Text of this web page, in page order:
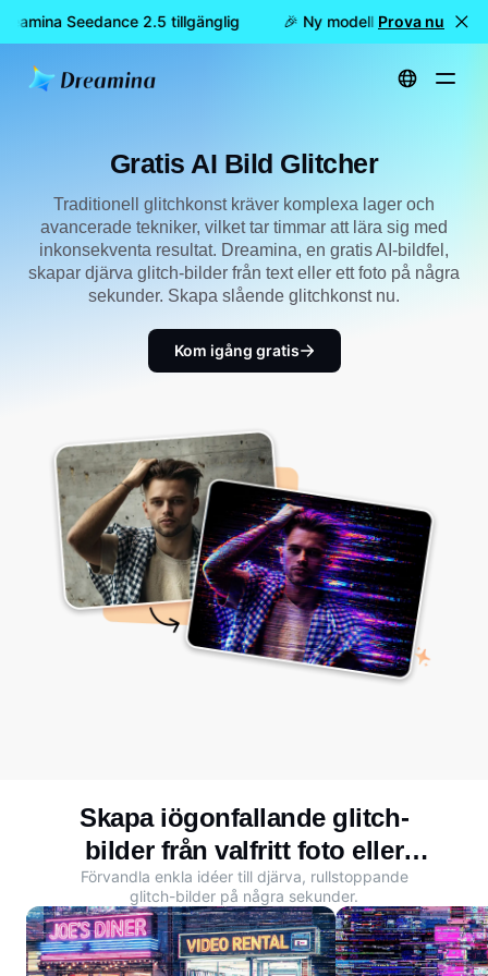
Seedance 2.5 tillgänglig 🎉 Ny modell är här: nu är
Prova nu
Hem Skapa Gratis AI Bild Glitcher
Gratis AI Bild Glitcher
Traditionell glitchkonst kräver komplexa lager och
avancerade tekniker, vilket tar timmar att lära sig med
inkonsekventa resultat. Dreamina, en gratis AI-bildfel,
skapar djärva glitch-bilder från text eller ett foto på några
sekunder. Skapa slående glitchkonst nu.
Kom igång gratis
Skapa iögonfallande glitch-
bilder från valfritt foto eller
uppmaning
Förvandla enkla idéer till djärva, rullstoppande
glitch-bilder på några sekunder.